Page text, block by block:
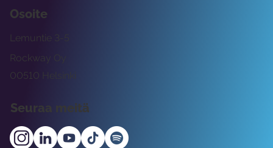
Osoite
Rockway Oy
Lemuntie 3-5
00510 Helsinki
Seuraa meitä